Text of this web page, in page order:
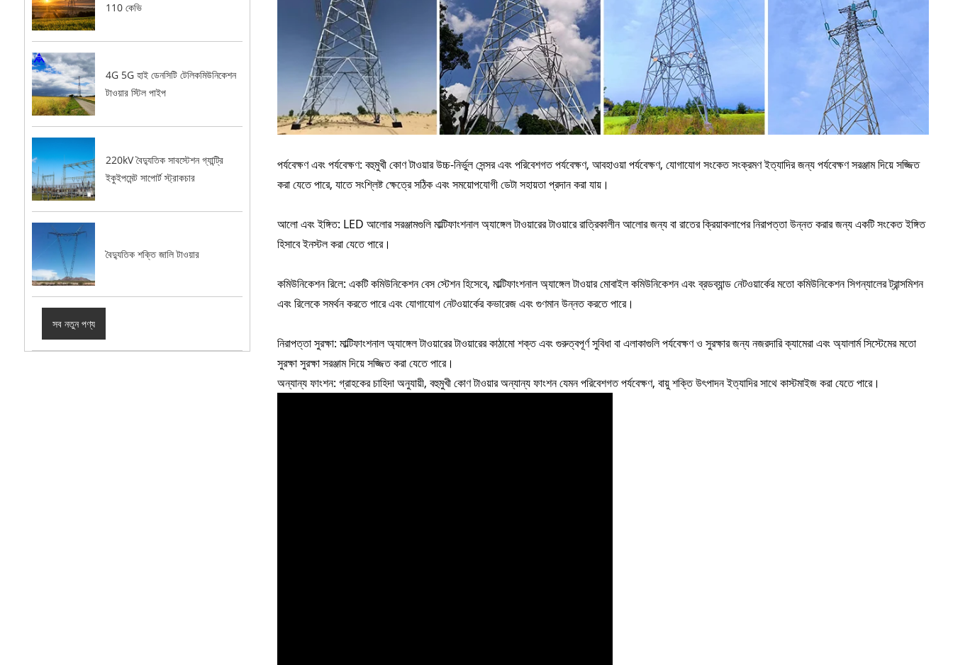
110 কেভি
4G 5G হাই ডেনসিটি টেলিকমিউনিকেশন
টাওয়ার স্টিল পাইপ
220kV বৈদ্যুতিক সাবস্টেশন গ্যান্ট্রি
ইকুইপমেন্ট সাপোর্ট স্ট্রাকচার
বৈদ্যুতিক শক্তি জালি টাওয়ার
সব নতুন পণ্য
পর্যবেক্ষণ এবং পর্যবেক্ষণ: বহুমুখী কোণ টাওয়ার উচ্চ-নির্ভুল সেন্সর এবং পরিবেশগত পর্যবেক্ষণ, আবহাওয়া পর্যবেক্ষণ, যোগাযোগ সংকেত সংক্রমণ ইত্যাদির জন্য পর্যবেক্ষণ সরঞ্জাম দিয়ে সজ্জিত
করা যেতে পারে, যাতে সংশ্লিষ্ট ক্ষেত্রে সঠিক এবং সময়োপযোগী ডেটা সহায়তা প্রদান করা যায়।
আলো এবং ইঙ্গিত: LED আলোর সরঞ্জামগুলি মাল্টিফাংশনাল অ্যাঙ্গেল টাওয়ারের টাওয়ারে রাত্রিকালীন আলোর জন্য বা রাতের ক্রিয়াকলাপের নিরাপত্তা উন্নত করার জন্য একটি সংকেত ইঙ্গিত
হিসাবে ইনস্টল করা যেতে পারে।
কমিউনিকেশন রিলে: একটি কমিউনিকেশন বেস স্টেশন হিসেবে, মাল্টিফাংশনাল অ্যাঙ্গেল টাওয়ার মোবাইল কমিউনিকেশন এবং ব্রডব্যান্ড নেটওয়ার্কের মতো কমিউনিকেশন সিগন্যালের ট্রান্সমিশন
এবং রিলেকে সমর্থন করতে পারে এবং যোগাযোগ নেটওয়ার্কের কভারেজ এবং গুণমান উন্নত করতে পারে।
নিরাপত্তা সুরক্ষা: মাল্টিফাংশনাল অ্যাঙ্গেল টাওয়ারের টাওয়ারের কাঠামো শক্ত এবং গুরুত্বপূর্ণ সুবিধা বা এলাকাগুলি পর্যবেক্ষণ ও সুরক্ষার জন্য নজরদারি ক্যামেরা এবং অ্যালার্ম সিস্টেমের মতো
সুরক্ষা সুরক্ষা সরঞ্জাম দিয়ে সজ্জিত করা যেতে পারে।
অন্যান্য ফাংশন: গ্রাহকের চাহিদা অনুযায়ী, বহুমুখী কোণ টাওয়ার অন্যান্য ফাংশন যেমন পরিবেশগত পর্যবেক্ষণ, বায়ু শক্তি উৎপাদন ইত্যাদির সাথে কাস্টমাইজ করা যেতে পারে।